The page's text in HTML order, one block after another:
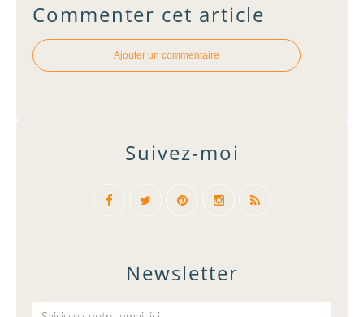
Commenter cet article
Ajouter un commentaire
Newsletter
Suivez-moi